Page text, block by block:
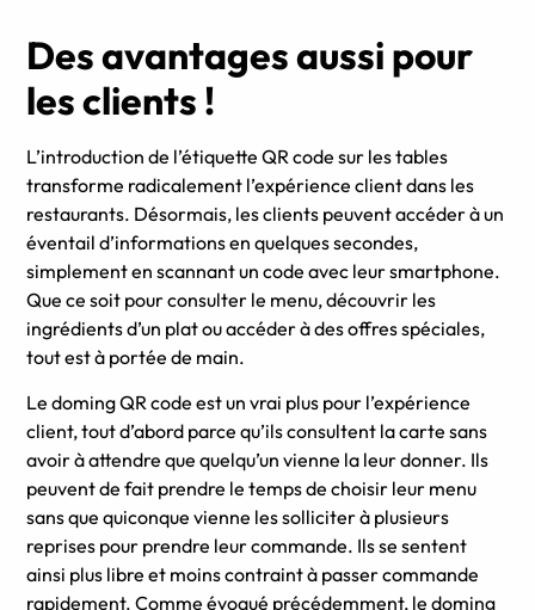
Des avantages aussi pour
les clients !
L’introduction de l’étiquette QR code sur les tables
transforme radicalement l’expérience client dans les
restaurants. Désormais, les clients peuvent accéder à un
éventail d’informations en quelques secondes,
simplement en scannant un code avec leur smartphone.
Que ce soit pour consulter le menu, découvrir les
ingrédients d’un plat ou accéder à des offres spéciales,
tout est à portée de main.
Le doming QR code est un vrai plus pour l’expérience
client, tout d’abord parce qu’ils consultent la carte sans
avoir à attendre que quelqu’un vienne la leur donner. Ils
peuvent de fait prendre le temps de choisir leur menu
sans que quiconque vienne les solliciter à plusieurs
reprises pour prendre leur commande. Ils se sentent
ainsi plus libre et moins contraint à passer commande
rapidement. Comme évoqué précédemment, le doming